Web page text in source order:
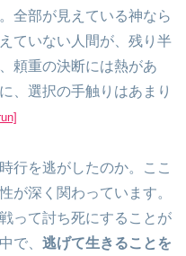
全部が見えている神なら
ていない人間が、残り半
頼重の決断には熱があ
、選択の手触りはあまり
行を逃がしたのか。ここ
が深く関わっています。
って討ち死にすることが
で、 逃げて生きることを